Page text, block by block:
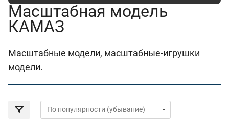
Масштабная модель
КАМАЗ
Масштабные модели, масштабные-игрушки
модели.